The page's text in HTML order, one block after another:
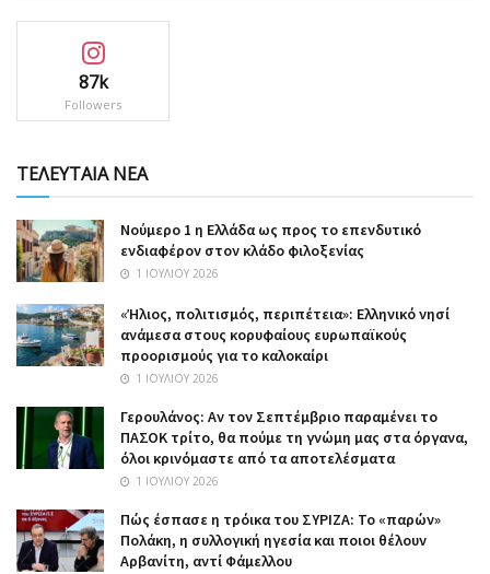
87k
Followers
ΤΕΛΕΥΤΑΙΑ ΝΕΑ
Nούμερο 1 η Ελλάδα ως προς το επενδυτικό
ενδιαφέρον στον κλάδο φιλοξενίας
1 ΙΟΥΛΊΟΥ 2026
«Ήλιος, πολιτισμός, περιπέτεια»: Ελληνικό νησί
ανάμεσα στους κορυφαίους ευρωπαϊκούς
προορισμούς για το καλοκαίρι
1 ΙΟΥΛΊΟΥ 2026
Γερουλάνος: Αν τον Σεπτέμβριο παραμένει το
ΠΑΣΟΚ τρίτο, θα πούμε τη γνώμη μας στα όργανα,
όλοι κρινόμαστε από τα αποτελέσματα
1 ΙΟΥΛΊΟΥ 2026
Πώς έσπασε η τρόικα του ΣΥΡΙΖΑ: Το «παρών»
Πολάκη, η συλλογική ηγεσία και ποιοι θέλουν
Αρβανίτη, αντί Φάμελλου